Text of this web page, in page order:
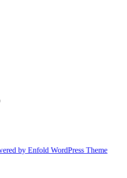
by Enfold WordPress Theme